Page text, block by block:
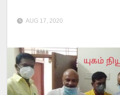
AUG 17, 2020